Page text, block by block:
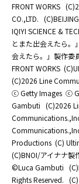
FRONT WORKS
CO.,LTD.
IQIYI SCIENCE &
とまた出会えたら。
会えたら。」製作委
FRONT WORKS
(C)2026 Line
ⓒ Getty Images ⓒ
Gambuti (C)2026
Productions (C)
(C)BNOI/アイナナ製
©Luca Gambuti
Rights Reserved.